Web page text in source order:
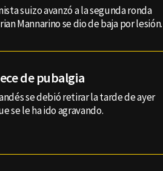
suizo avanzó a la segunda ronda
Mannarino se dio de baja por lesión.
de pubalgia
se debió retirar la tarde de ayer
se le ha ido agravando.